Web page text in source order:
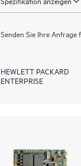
Senden Sie Ihre
HEWLETT PACKARD
ENTERPRISE